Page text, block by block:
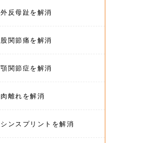
外反母趾を解消
股関節痛を解消
顎関節症を解消
肉離れを解消
シンスプリントを解消